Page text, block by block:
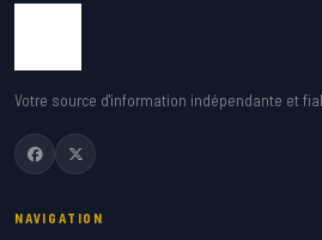
Votre source d'information indépendante et
NAVIGATION